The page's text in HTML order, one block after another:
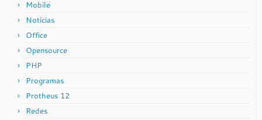
Mobile
Notícias
Office
Opensource
PHP
Programas
Protheus 12
Redes